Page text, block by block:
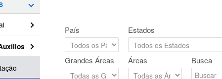
País Estados
Grandes Áreas Áreas Busca